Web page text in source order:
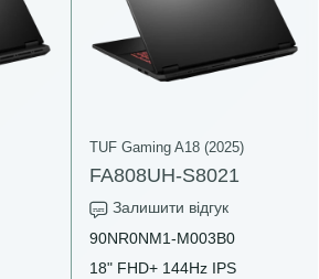
TUF Gaming A18 (2025)
FA808UH-S8021
Залишити відгук
90NR0NM1-M003B0
18" FHD+ 144Hz IPS